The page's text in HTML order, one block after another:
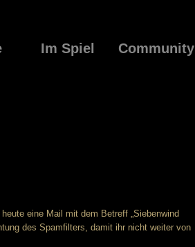
Im Spiel Community
eine Mail mit dem Betreff „Siebenwind
des Spamfilters, damit ihr nicht weiter von